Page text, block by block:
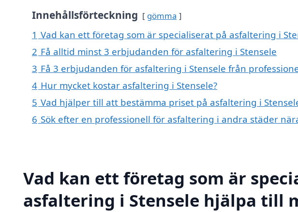
Innehållsförteckning gömma
1 Vad kan ett företag som är specialiserat på asfaltering i
2 Få alltid minst 3 erbjudanden för asfaltering i Stensele
3 Få 3 erbjudanden för asfaltering i Stensele från
4 Hur mycket kostar asfaltering i Stensele?
5 Vad hjälper till att bestämma priset på asfaltering i
6 Sök efter en professionell för asfaltering i andra städer
Vad kan ett företag som är
asfaltering i Stensele hjälpa till